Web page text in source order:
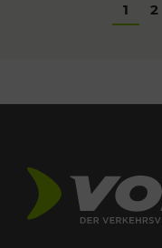
1 2